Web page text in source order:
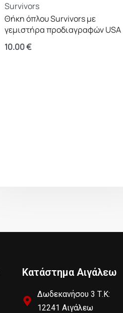
Survivors
Θήκη όπλου Survivors με
γεμιστήρα προδιαγραφών USA
10.00€
Κατάστημα Αιγάλεω
Δωδεκανήσου 3 Τ.Κ:
12241 Αιγάλεω